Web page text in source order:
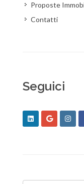
Proposte
Contatti
Seguici